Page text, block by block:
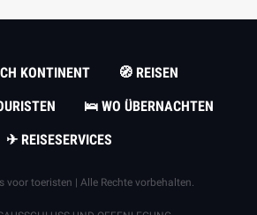
KONTINENT
🧭 REISEN
🛌 WO ÜBERNACHTEN
✈ REISESERVICES
voor toeristen | Alle Rechte vorbehalten.